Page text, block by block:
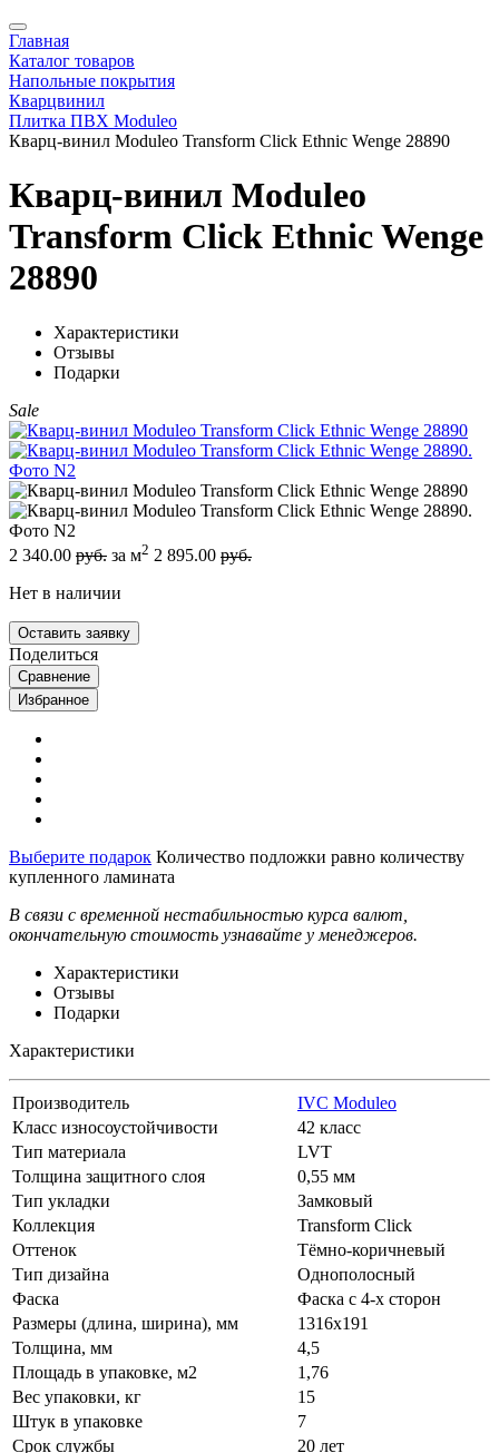
Главная
Каталог товаров
Напольные покрытия
Кварцвинил
Плитка ПВХ Moduleo
Кварц-винил Moduleo Transform Click Ethnic Wenge 28890
Кварц-винил Moduleo
Transform Click Ethnic Wenge
28890
Характеристики
Отзывы
Подарки
Sale
2 340.00 руб. за м2 2 895.00 руб.
Нет в наличии
Оставить заявку
Поделиться
Сравнение
Избранное
Выберите подарок Количество подложки равно количеству
купленного ламината
В связи с временной нестабильностью курса валют,
окончательную стоимость узнавайте у менеджеров.
Характеристики
Отзывы
Подарки
Характеристики
Производитель
IVC Moduleo
Класс износоустойчивости
42 класс
Тип материала
LVT
Толщина защитного слоя
0,55 мм
Тип укладки
Замковый
Коллекция
Transform Click
Оттенок
Тёмно-коричневый
Тип дизайна
Однополосный
Фаска
Фаска с 4-х сторон
Размеры (длина, ширина), мм
1316х191
Толщина, мм
4,5
Площадь в упаковке, м2
1,76
Вес упаковки, кг
15
Штук в упаковке
7
Срок службы
20 лет